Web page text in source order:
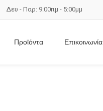
Δευ - Παρ: 9:00πμ - 5:00μμ
Προϊόντα Επικοινωνία